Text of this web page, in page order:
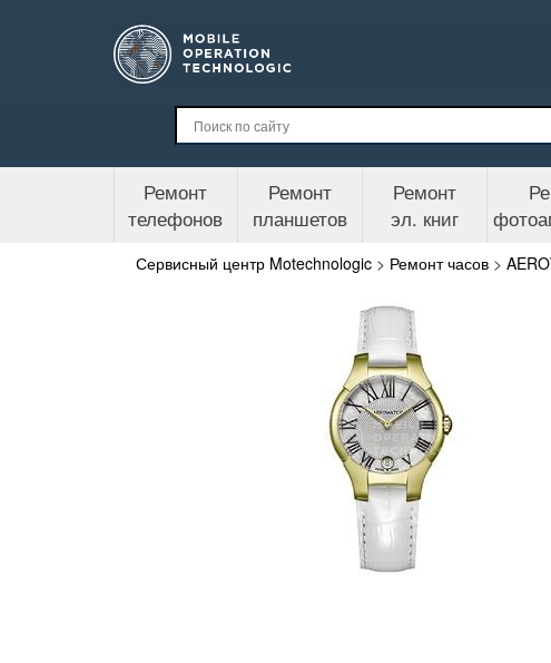
Ремонт
телефонов
Ремонт
планшетов
Ремонт
эл. книг
Сервисный центр Motechnologic > Ремонт часов >